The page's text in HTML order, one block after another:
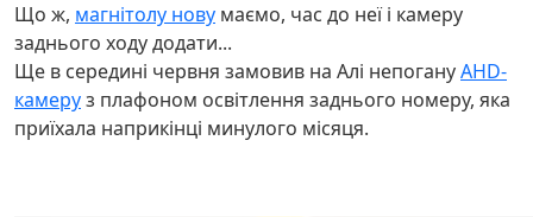
Що ж, магнітолу нову маємо, час до неї і камеру
заднього ходу додати...
Ще в середині червня замовив на Алі непогануAHD-
камеруз плафоном освітлення заднього номеру, яка
приїхала наприкінці минулого місяця.